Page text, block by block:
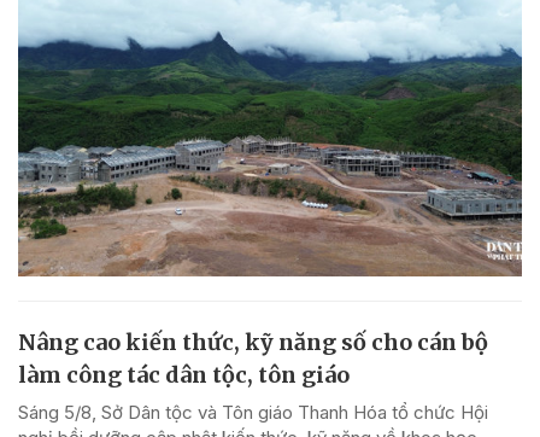
Nâng cao kiến thức, kỹ năng số cho cán bộ
làm công tác dân tộc, tôn giáo
Sáng 5/8, Sở Dân tộc và Tôn giáo Thanh Hóa tổ chức Hội